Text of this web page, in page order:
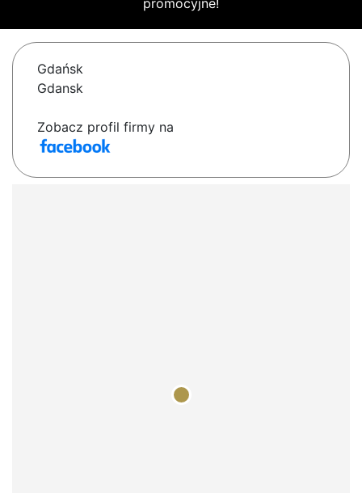
promocyjne!
Gdańsk
Gdansk
Zobacz profil firmy na